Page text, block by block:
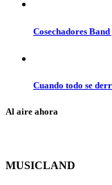
Cosechadores
Cuando todo se
Al aire ahora
MUSICLAND